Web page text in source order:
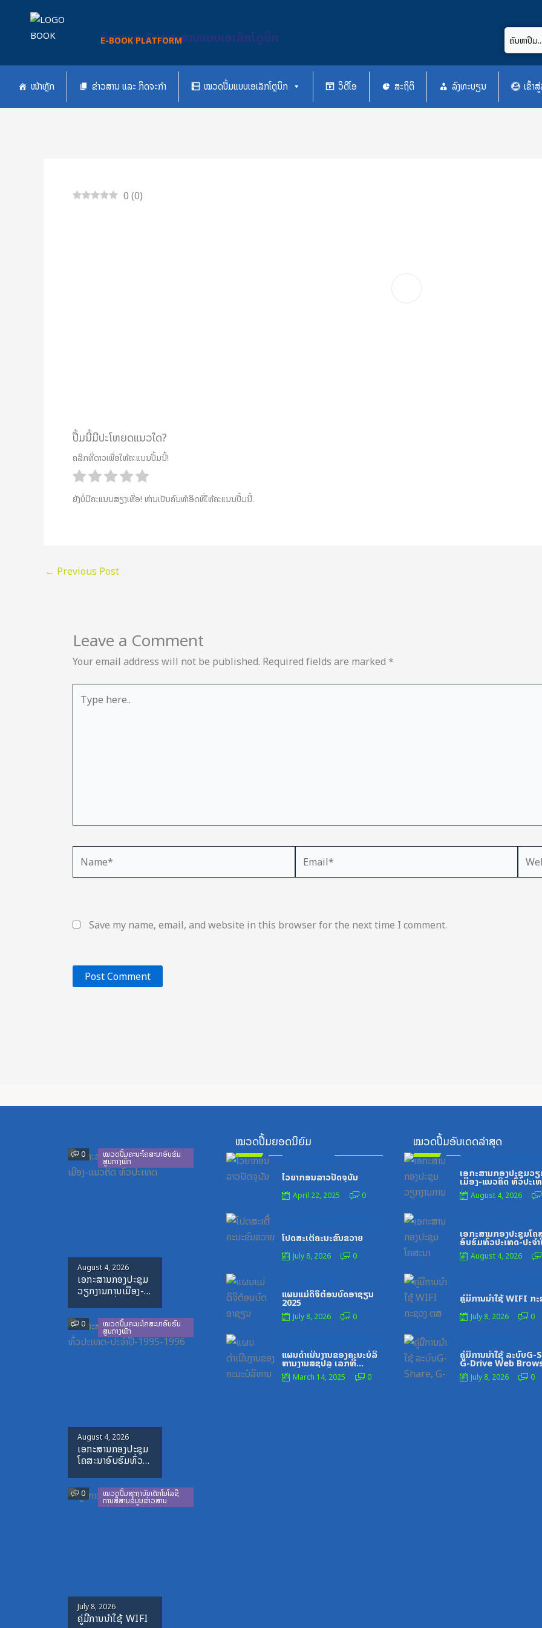
content
ຫໍສະໝຸດ ຄັງເອກະສານແບບເອເລັກໂຕຼນິກ
E-BOOK PLATFORM
ໜ້າຫຼັກ ຂ່າວສານ ແລະ ກິດຈະກຳ ໝວດປື້ມແບບເອເລັກໂຕຼນິກ ວິດີໂອ ສະຖິຕິ ລົງທະບຽນ ເຂົ້າ
0(0)
ປື້ມນີ້ມີປະໂຫຍດແນວໃດ?
ຄລິກທີ່ດາວເພື່ອໃຫ້ຄະແນນປື້ມນີ້!
ຍັງບໍ່ມີຄະແນນສຽງເທື່ອ! ທ່ານເປັນຄົນທຳອິດທີ່ໃຫ້ຄະແນນປື້ມນີ້.
← Previous Post
Leave a Comment
Your email address will not be published. Required fields are marked*
here..
Save my name, email, and website in this browser for the next time I comment.
0 ໝວດປື້ມຄະນະໂຄສະນາອົບຮົມ
ສູນກາງພັກ
Posted
on
August 4, 2026
ເອກະສານກອງປະຊຸມ
ວຽກງານການເມືອງ-
ແນວຄິດ ທົ່ວປະເທດ
0 ໝວດປື້ມຄະນະໂຄສະນາອົບຮົມ
ສູນກາງພັກ
Posted
on
August 4, 2026
ເອກະສານກອງປະຊຸມ
ໂຄສະນາອົບຮົມທົ່ວ
ປີ-1995-1996
0 ໝວດປື້ມສະຖາບັນເຕັກໂນໂລຊີ
ການສື່ສານຂໍ້ມູນຂ່າວສານ
Posted
on
July 8, 2026
ຄູ່ມືການນຳໃຊ້ WIFI
Previous
Next
ໝວດປື້ມຍອດນິຍົມ
ໄວຍາກອນລາວປັດຈຸບັນ
April 22, 2025 0
ໂປດສະເຕີ້ຄະນະຂົນຂວາຍ
July 8, 2026 0
ແຜນແມ່ດິຈິຕ໋ອນບົດອາຊຽນ
2025
on
July 8, 2026 0
ແຜນດຳເນີນງານຂອງຄະນະບໍລິ
ຫານງານສຊປລ ເລກທີ
325_ລຂ,ວັນທີ2_7_21
on
March 14, 2025 0
ໝວດປື້ມອັບເດດລ່າສຸດ
ເອກະສານກອງປະຊຸມວຽ
ເມືອງ-ແນວຄິດ ທົ່ວປະເ
on
August 4, 2026
ເອກະສານກອງປະຊຸມໂຄ
ອົບຮົມທົ່ວປະເທດ-ປະຈໍ
1996
on
August 4, 2026
ຄູ່ມືການນຳໃຊ້ WIFI ກ
July 8, 2026 0
ຄູ່ມືການນຳໃຊ້ ລະບົບG-
G-Drive Web
on
July 8, 2026 0